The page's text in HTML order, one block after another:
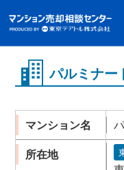
パルミナー
マンション名
所在地